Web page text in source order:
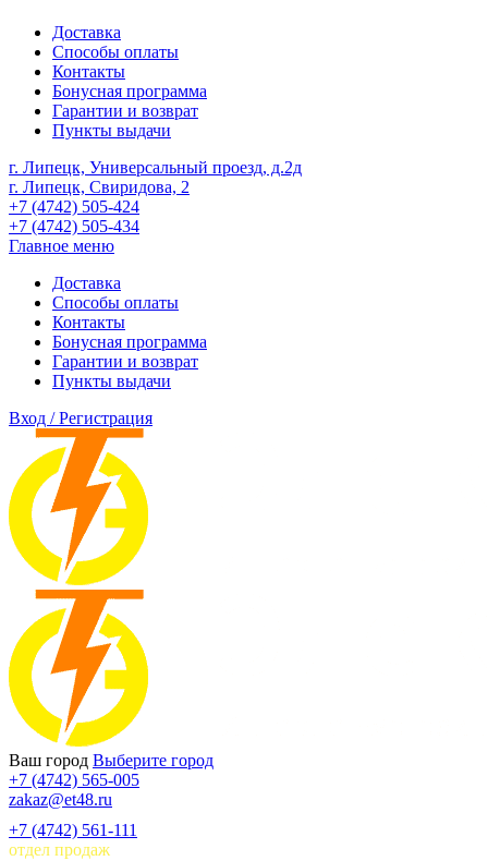
Доставка
Способы оплаты
Контакты
Бонусная программа
Гарантии и возврат
Пункты выдачи
г. Липецк, Универсальный проезд, д.2д
г. Липецк, Свиридова, 2
+7 (4742) 505-424
+7 (4742) 505-434
Главное меню
Доставка
Способы оплаты
Контакты
Бонусная программа
Гарантии и возврат
Пункты выдачи
Вход / Регистрация
Ваш город Выберите город
+7 (4742) 565-005
zakaz@et48.ru
+7 (4742) 561-111
отдел продаж